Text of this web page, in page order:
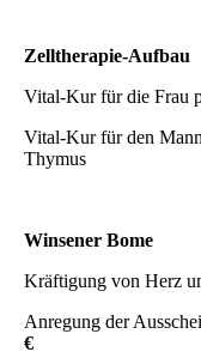
Zelltherapie-Aufbau
Vital-Kur für die Frau
Vital-Kur für den
Winsener Bome
Kräftigung von Herz
Anregung
€